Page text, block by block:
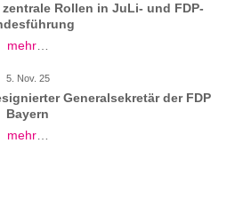
Rollen in JuLi- und FDP-
mehr…
5. Nov. 25
Generalsekretär der FDP
Bayern
mehr…